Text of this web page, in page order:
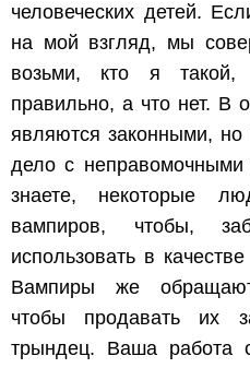
человеческих детей.
на мой взгляд, мы
возьми, кто я такой,
правильно, а что нет. В
являются законными,
дело с
знаете, некоторые
вампиров, чтобы,
использовать в
Вампиры же
чтобы продавать их
трындец. Ваша работа